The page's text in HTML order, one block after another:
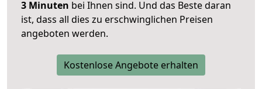
3 Minuten bei Ihnen sind. Und das Beste daran
ist, dass all dies zu erschwinglichen Preisen
angeboten werden.
Kostenlose Angebote erhalten